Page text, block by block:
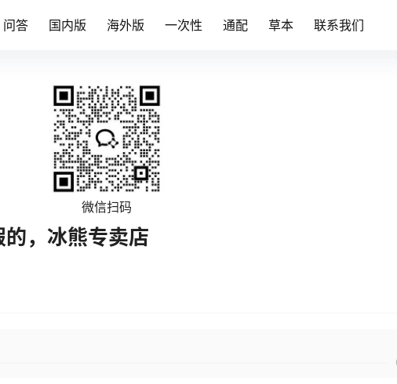
问答 国内版 海外版 一次性 通配 草本 联系我们
微信扫码
，冰熊专卖店